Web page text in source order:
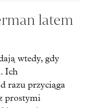
latem
wtedy, gdy
Ich
razu przyciąga
prostymi